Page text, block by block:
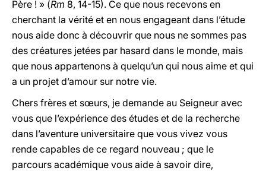
Père ! » (Rm 8, 14-15). Ce que nous recevons en
cherchant la vérité et en nous engageant dans l’étude
nous aide donc à découvrir que nous ne sommes pas
des créatures jetées par hasard dans le monde, mais
que nous appartenons à quelqu’un qui nous aime et qui
a un projet d’amour sur notre vie.
Chers frères et sœurs, je demande au Seigneur avec
vous que l’expérience des études et de la recherche
dans l’aventure universitaire que vous vivez vous
rende capables de ce regard nouveau ; que le
parcours académique vous aide à savoir dire,